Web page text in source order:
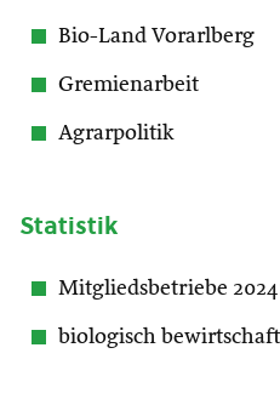
Bio-Land Vorarlberg
Gremienarbeit
Agrarpolitik
Statistik
Mitgliedsbetriebe
biologisch